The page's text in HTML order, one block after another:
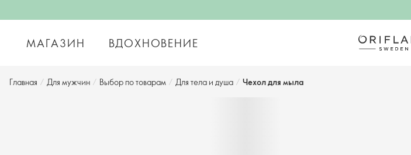
МАГАЗИН ВДОХНОВЕНИЕ
Главная / Для мужчин / Выбор по товарам / Для тела и душа / Чехол для мыла